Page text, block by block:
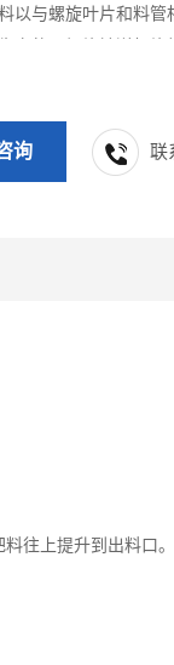
以与螺旋叶片和料
产的。螺旋输送机旋
动化。
询 联
往上提升到出料口。